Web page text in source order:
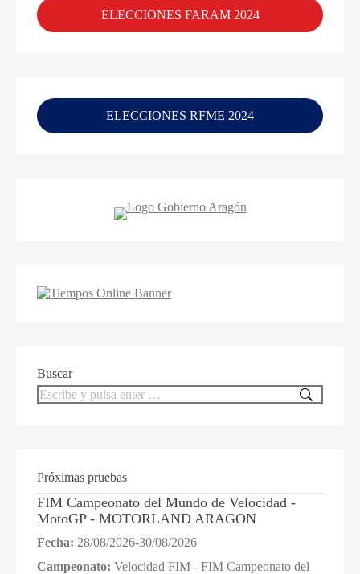
ELECCIONES FARAM 2024
ELECCIONES RFME 2024
Buscar
Buscar:
Próximas pruebas
FIM Campeonato del Mundo de Velocidad -
MotoGP - MOTORLAND ARAGON
Fecha: 28/08/2026-30/08/2026
Campeonato: Velocidad FIM - FIM Campeonato del